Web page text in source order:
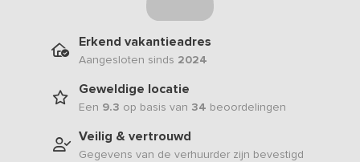
Erkend vakantieadres
Aangesloten sinds 2024
Geweldige locatie
Een 9.3 op basis van 34 beoordelingen
Veilig & vertrouwd
Gegevens van de verhuurder zijn bevestigd